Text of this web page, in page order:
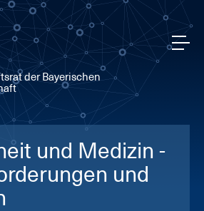
der Bayerischen
und Medizin -
und